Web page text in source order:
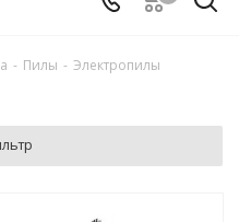
- Пилы - Электропилы